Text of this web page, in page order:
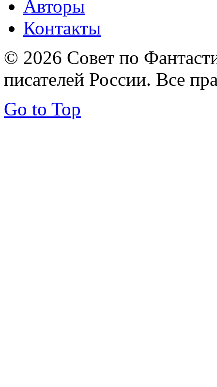
Авторы
Контакты
© 2026 Совет по
писателей России. Все
Go to Top